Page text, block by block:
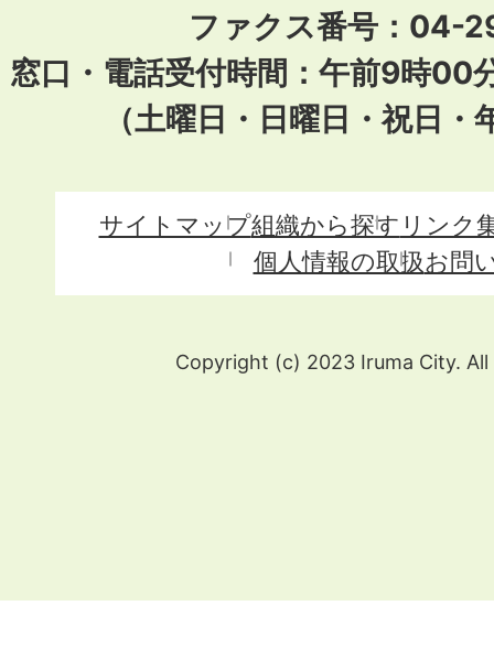
ファクス番号：04-
窓口・電話受付時間：午前9時00
（土曜日・日曜日・祝日
サイトマップ組織から探す リンク
個人情報の取扱お問
Copyright (c) 2023 Iruma City. All